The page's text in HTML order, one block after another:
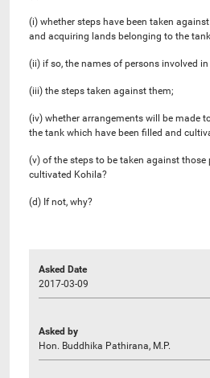
(i) whether steps have been taken
and acquiring lands belonging to the
(ii) if so, the names of persons involved
(iii) the steps taken against them;
(iv) whether arrangements will be made
the tank which have been filled and
(v) of the steps to be taken against those
cultivated Kohila?
(d) If not, why?
Asked Date
2017-03-09
Asked by
Hon. Buddhika Pathirana, M.P.